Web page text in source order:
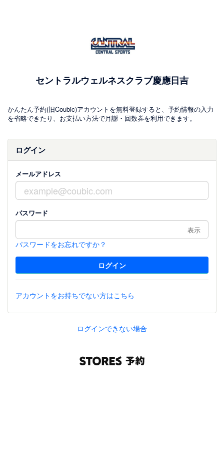
セントラルウェルネスクラブ慶應日吉
かんたん予約(旧Coubic)アカウントを無料登録すると、予約情報の入力
を省略できたり、お支払い方法で月謝・回数券を利用できます。
ログイン
メールアドレス
パスワード
表示
パスワードをお忘れですか？
アカウントをお持ちでない方はこちら
ログインできない場合